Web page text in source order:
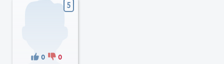
5
0 0